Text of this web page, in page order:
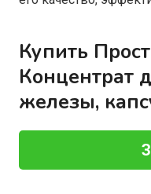
Купить
Концентрат
железы,